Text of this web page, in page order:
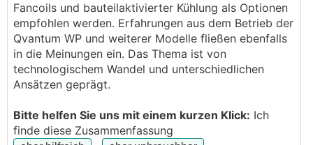
Wie sind eure Meinungen dazu:
Muss man bei der Sanierung eines Hauses für die
Aktivkühlung zusätzlich etwas beachten und kann
man sich dadurch eine Klimaanlage sparen?
Gekühlt soll hauptsächlich über den Fußboden
werden, welcher neu gemacht wird. KWL
(wahrscheinlich mit Enthalpie) soll installiert
werden. Wie sieht es bezüglich Taupunkt und
Fancoils und bauteilaktivierter Kühlung als Optionen
empfohlen werden. Erfahrungen aus dem Betrieb der
Qvantum WP und weiterer Modelle fließen ebenfalls
in die Meinungen ein. Das Thema ist von
technologischem Wandel und unterschiedlichen
Ansätzen geprägt.
Bitte helfen Sie uns mit einem kurzen Klick: Ich
finde diese Zusammenfassung